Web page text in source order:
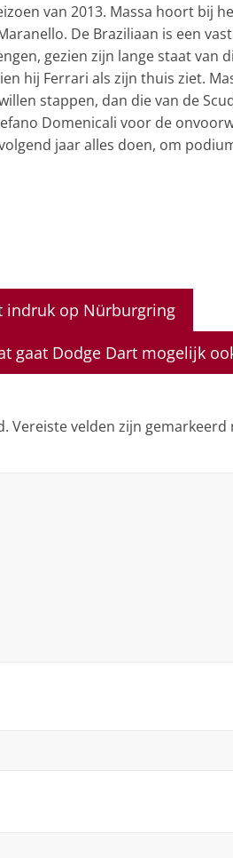
van 2013. Massa hoort bij
De Braziliaan is een
gezien zijn lange staat van
hij Ferrari als zijn thuis ziet.
stappen, dan die van de
Domenicali voor de
jaar alles doen, om
indruk op Nürburgring
gaat Dodge Dart mogelijk
Vereiste velden zijn gemarkeerd